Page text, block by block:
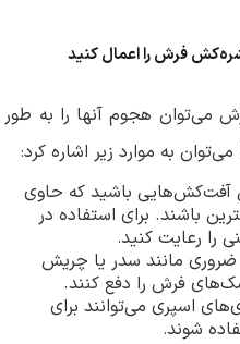
فرش را اعمال کنید
می‌توان هجوم آنها را به طور
به موارد زیر اشاره کرد:
آفت‌کش‌هایی باشید که حاوی
باشند. برای استفاده در
را رعایت کنید.
مانند سدر یا چریش
فرش را دفع کنند.
اسپری می‌توانند برای
شوند.